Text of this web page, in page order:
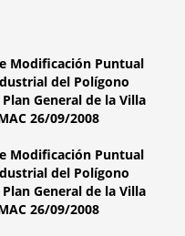
Modificación Puntual
del Polígono
General de la Villa
26/09/2008
Modificación Puntual
del Polígono
General de la Villa
26/09/2008